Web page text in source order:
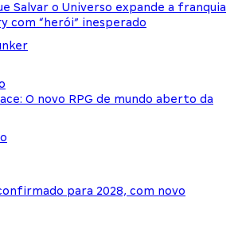
Salvar o Universo expande a franquia
com “herói” inesperado
O novo RPG de mundo aberto da
para 2028, com novo